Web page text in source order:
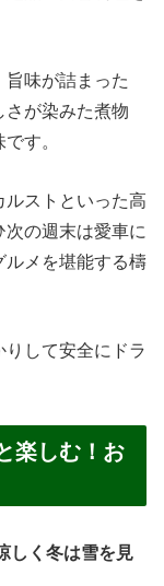
味が詰まった
さが染みた煮物
す。
ルストといった高
の週末は愛車に
ルメを堪能する檮
して安全にドラ
楽しむ！お
しく冬は雪を見